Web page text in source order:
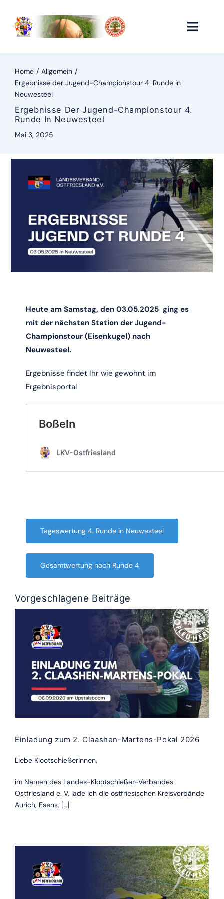
Inhalt
springen
Toggle
Historie
Ergebnisse
Links
Home
Allgemein
Ergebnisse der Jugend-Championstour 4. Runde in
Neuwesteel
Ergebnisse Der Jugend-Championstour 4.
Runde In Neuwesteel
Mai 3, 2025
Heute am Samstag, den 03.05.2025 ging es
mit der nächsten Station der Jugend-
Championstour (Eisenkugel) nach
Neuwesteel.
Ergebnisse findet Ihr wie gewohnt im
Ergebnisportal
Tageswertung 4. Runde in Neuwesteel
Gesamtwertung nach Runde 4
Vorgeschlagene Beiträge
Einladung zum 2. Claashen-Martens-Pokal 2026
Liebe KlootschießerInnen,
im Namen des Landes-Klootschießer-Verbandes
Ostfriesland e. V. lade ich die ostfriesischen Kreisverbände
Aurich, Esens, […]